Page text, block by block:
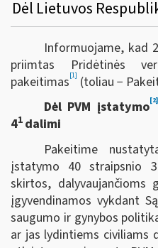
Informuojame, kad
priimtas Pridėtinės
pakeitimas[1] (toliau −
Dėl PVM įstatymo[2]
41 dalimi
Pakeitime
įstatymo 40 straipsnio
skirtos, dalyvaujančioms
įgyvendinamos vykdant
saugumo ir gynybos
ar jas lydintiems civiliams